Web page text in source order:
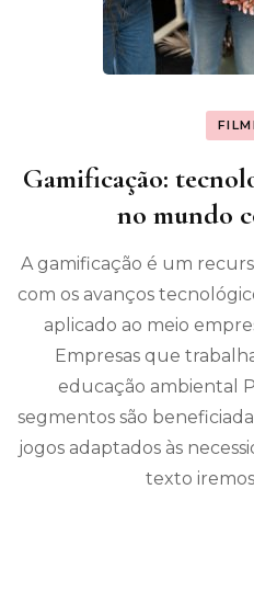
Gamificação:
no mundo
A gamificação é um
com os avanços
aplicado ao meio
Empresas que
educação ambiental
segmentos são
jogos adaptados às
texto